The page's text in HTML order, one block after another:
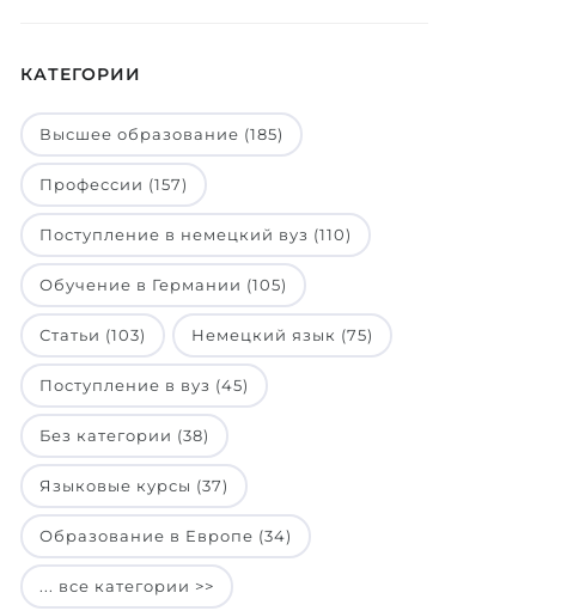
КАТЕГОРИИ
Высшее образование (185)
Профессии (157)
Поступление в немецкий вуз (110)
Обучение в Германии (105)
Статьи (103) Немецкий язык (75)
Поступление в вуз (45)
Без категории (38)
Языковые курсы (37)
Образование в Европе (34)
... все категории >>